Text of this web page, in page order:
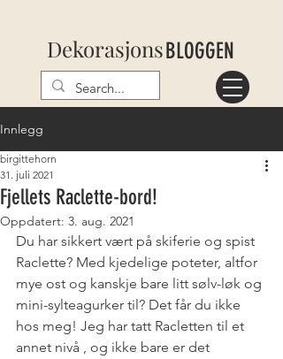
DekorasjonsBLOGGEN
Innlegg
Fjellets Raclette-bord!
birgittehorn
31. juli 2021
Oppdatert: 3. aug. 2021
Du har sikkert vært på skiferie og spist
Raclette? Med kjedelige poteter, altfor
mye ost og kanskje bare litt sølv-løk og
mini-sylteagurker til? Det får du ikke
hos meg! Jeg har tatt Racletten til et
annet nivå , og ikke bare er det